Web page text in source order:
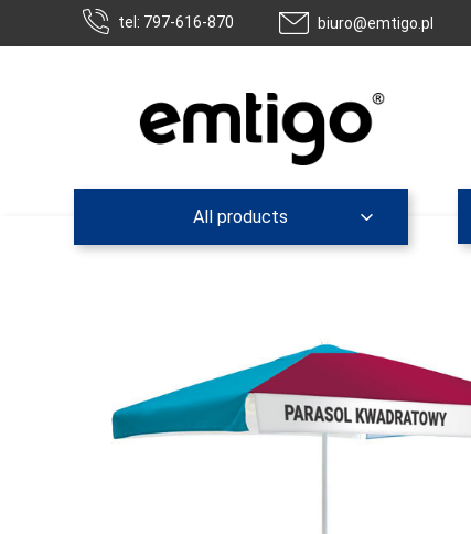
tel: 797-616-870 biuro@emtigo.pl
All products